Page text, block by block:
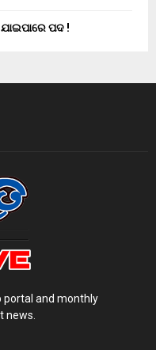
ପଦ !
portal and monthly
news.